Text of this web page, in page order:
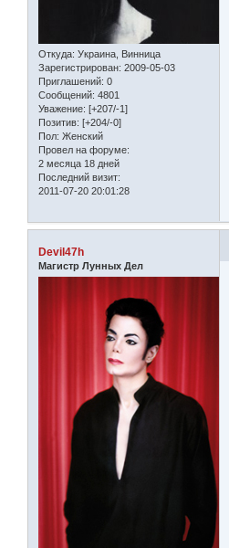
Откуда: Украина, Винница
Зарегистрирован: 2009-05-03
Приглашений: 0
Сообщений: 4801
Уважение: [+207/-1]
Позитив: [+204/-0]
Пол: Женский
Провел на форуме:
2 месяца 18 дней
Последний визит:
2011-07-20 20:01:28
Devil47h
Магистр Лунных Дел